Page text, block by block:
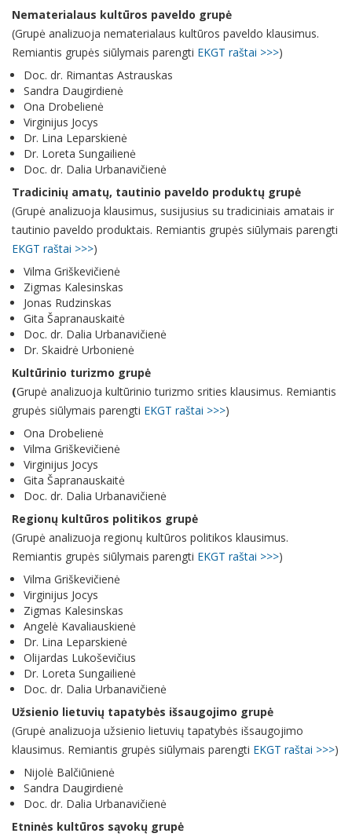
Nematerialaus kultūros paveldo grupė
(Grupė analizuoja nematerialaus kultūros paveldo klausimus.
Remiantis grupės siūlymais parengti EKGT raštai >>>)
Doc. dr. Rimantas Astrauskas
Sandra Daugirdienė
Ona Drobelienė
Virginijus Jocys
Dr. Lina Leparskienė
Dr. Loreta Sungailienė
Doc. dr. Dalia Urbanavičienė
Tradicinių amatų, tautinio paveldo produktų grupė
(Grupė analizuoja klausimus, susijusius su tradiciniais amatais ir
tautinio paveldo produktais. Remiantis grupės siūlymais parengti
EKGT raštai >>>)
Vilma Griškevičienė
Zigmas Kalesinskas
Jonas Rudzinskas
Gita Šapranauskaitė
Doc. dr. Dalia Urbanavičienė
Dr. Skaidrė Urbonienė
Kultūrinio turizmo grupė
(Grupė analizuoja kultūrinio turizmo srities klausimus. Remiantis
grupės siūlymais parengti EKGT raštai >>>)
Ona Drobelienė
Vilma Griškevičienė
Virginijus Jocys
Gita Šapranauskaitė
Doc. dr. Dalia Urbanavičienė
Regionų kultūros politikos grupė
(Grupė analizuoja regionų kultūros politikos klausimus.
Remiantis grupės siūlymais parengti EKGT raštai >>>)
Vilma Griškevičienė
Virginijus Jocys
Zigmas Kalesinskas
Angelė Kavaliauskienė
Dr. Lina Leparskienė
Olijardas Lukoševičius
Dr. Loreta Sungailienė
Doc. dr. Dalia Urbanavičienė
Užsienio lietuvių tapatybės išsaugojimo grupė
(Grupė analizuoja užsienio lietuvių tapatybės išsaugojimo
klausimus. Remiantis grupės siūlymais parengti EKGT raštai >>>)
Nijolė Balčiūnienė
Sandra Daugirdienė
Doc. dr. Dalia Urbanavičienė
Etninės kultūros sąvokų grupė